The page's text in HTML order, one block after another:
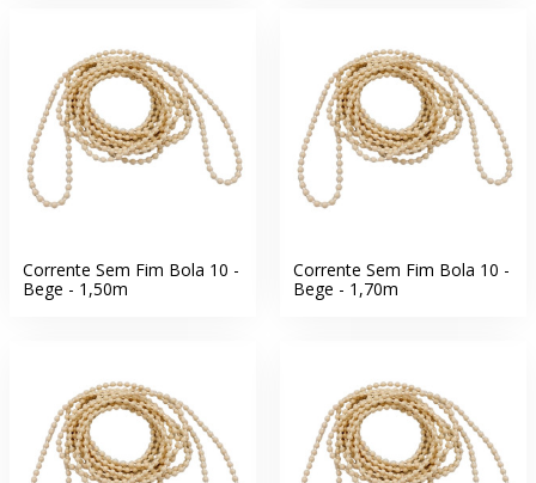
Corrente Sem Fim Bola 10 -
Bege - 1,50m
Corrente Sem Fim Bola 10 -
Bege - 1,70m